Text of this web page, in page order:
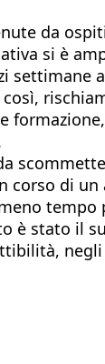
da
si è
settimane
corso di
tempo
è stato il